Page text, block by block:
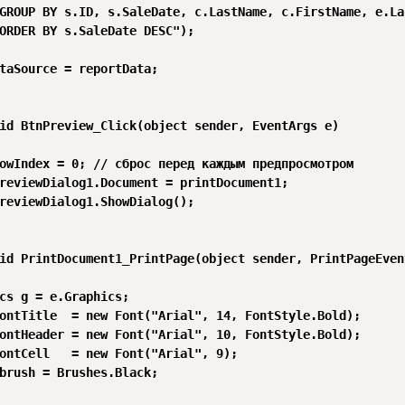
BY s.ID, s.SaleDate, c.LastName, c.FirstName,
BY s.SaleDate DESC");
= reportData;
BtnPreview_Click(object sender, EventArgs e)
= 0; // сброс перед каждым предпросмотром
= printDocument1;
PrintDocument1_PrintPage(object sender,
g = e.Graphics;
= new Font("Arial", 14, FontStyle.Bold);
= new Font("Arial", 10, FontStyle.Bold);
= new Font("Arial", 9);
= Brushes.Black;